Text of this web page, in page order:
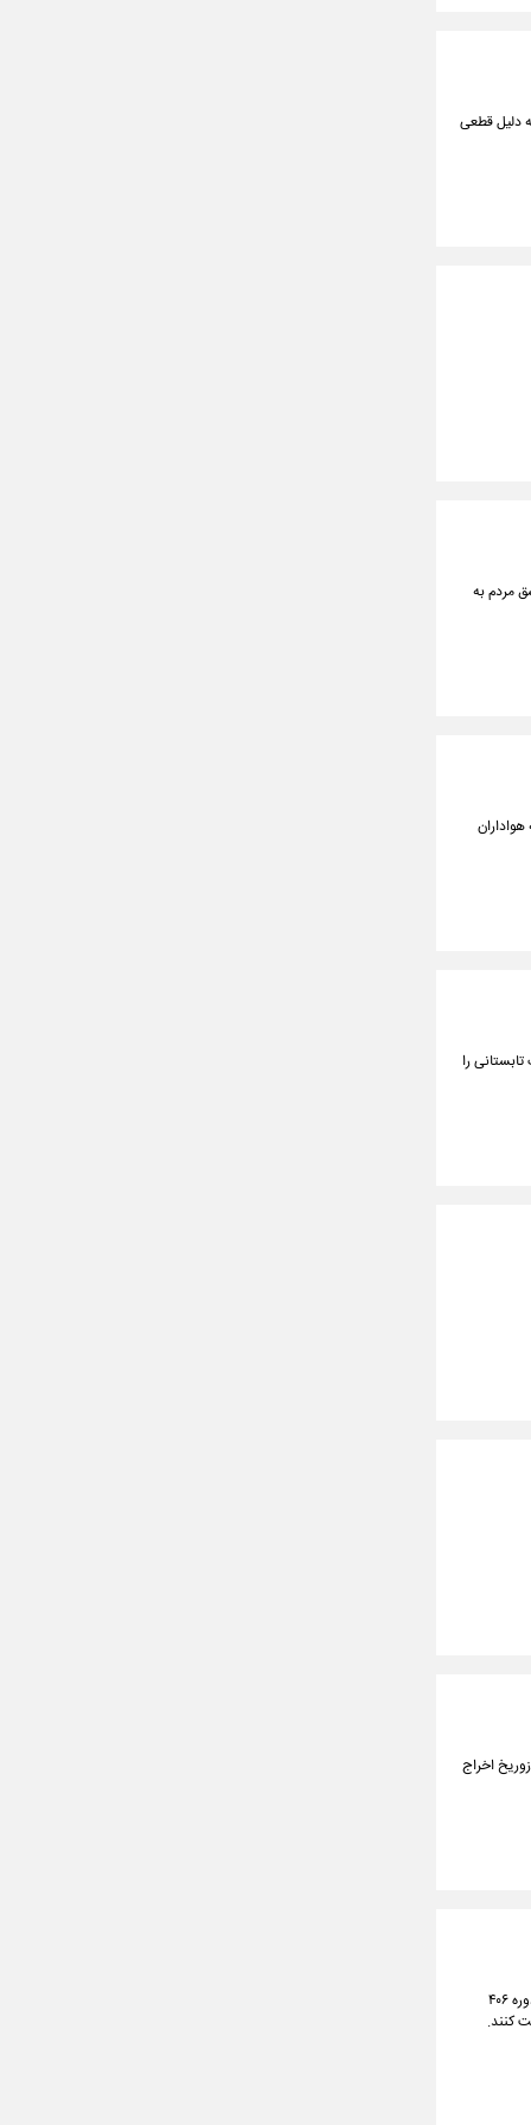
دلیل قطعی
مردم به
را
اف‌سی زوریخ اخراج
ایرانی‌ها سیزدهمین دوره رقابت‌های قهرمانی تکواندو نوجوانان جهان را با ۶ مدال رنگارنگ شروع کردند. دراین دوره ۴۰۶